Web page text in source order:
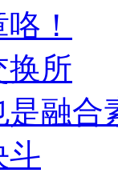
！
换所
是融合
斗